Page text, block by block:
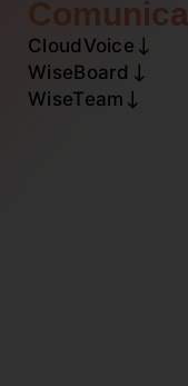
CloudVoice
WiseBoard
WiseTeam